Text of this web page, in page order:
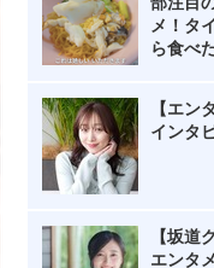
メ！タ
ら食べ
【エン
インタ
【坂道
エンタ